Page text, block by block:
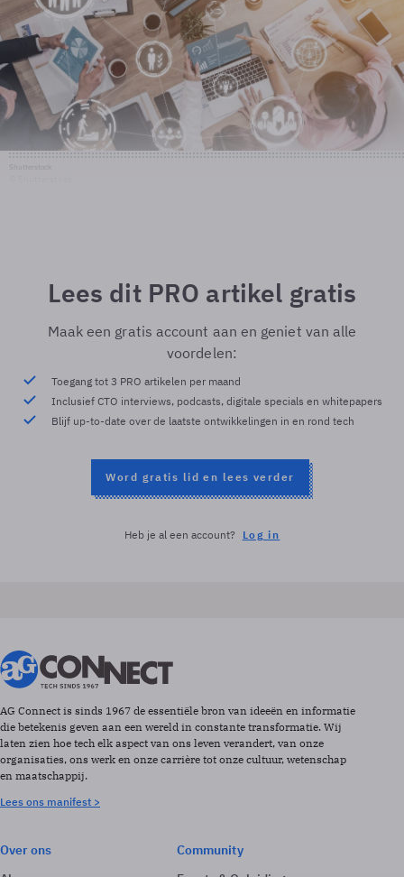
Lees dit PRO artikel gratis
Maak een gratis account aan en geniet van alle
voordelen:
Toegang tot 3 PRO artikelen per maand
Inclusief CTO interviews, podcasts, digitale specials en whitepapers
Blijf up-to-date over de laatste ontwikkelingen in en rond tech
Word gratis lid en lees verder
Heb je al een account? Log in
AG Connect is sinds 1967 de essentiële bron van ideeën en informatie
die betekenis geven aan een wereld in constante transformatie. Wij
laten zien hoe tech elk aspect van ons leven verandert, van onze
organisaties, ons werk en onze carrière tot onze cultuur, wetenschap
en maatschappij.
Lees ons manifest >
Over ons
Community